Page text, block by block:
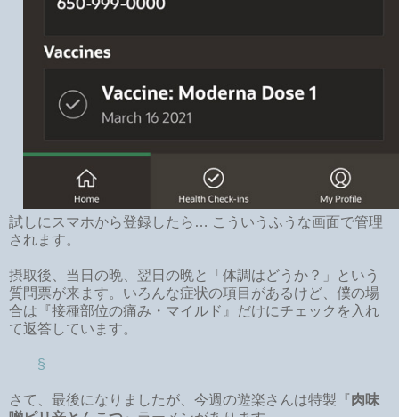
試しにスマホから登録したら… こういうふうな画面で管理
されます。
摂取後、当日の晩、翌日の晩と「体調はどうか？」という
質問票が来ます。いろんな症状の項目があるけど、僕の場
合は『接種部位の痛み・マイルド』だけにチェックを入れ
て返答しています。
§
さて、最後になりましたが、今週の遊楽さんは特製『肉味